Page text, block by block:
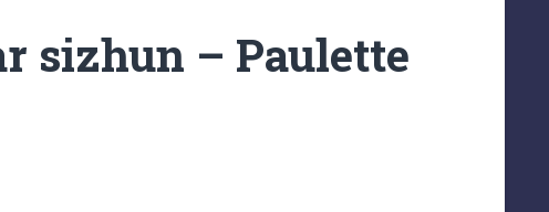
sizhun – Paulette